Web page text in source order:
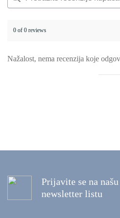
0 of 0 reviews
Nažalost, nema recenzija koje
Prijavite se na našu
newsletter listu